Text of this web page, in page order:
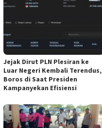
Jejak Dirut PLN Plesiran ke
Luar Negeri Kembali Terendus,
Boros di Saat Presiden
Kampanyekan Efisiensi